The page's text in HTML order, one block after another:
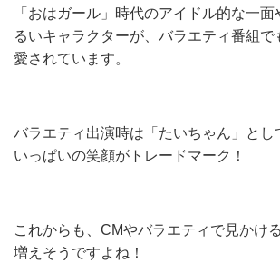
「おはガール」時代のアイドル的な一
るいキャラクターが、バラエティ番組で
愛されています。
バラエティ出演時は「たいちゃん」とし
いっぱいの笑顔がトレードマーク！
これからも、CMやバラエティで見かけ
増えそうですよね！